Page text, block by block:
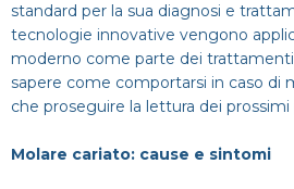
Infezione denti
Mal di denti
Impianti
Ponte dentale
Protesi Dentali
Dentista
Estero
standard per la sua diagnosi e
tecnologie innovative vengono
moderno come parte dei
sapere come comportarsi in caso di
che proseguire la lettura dei prossimi
Molare cariato: cause e sintomi